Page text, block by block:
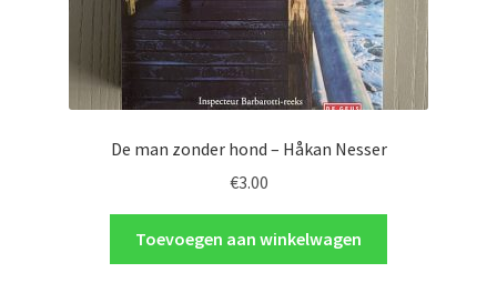
De man zonder hond – Håkan Nesser
€3.00
Toevoegen aan winkelwagen